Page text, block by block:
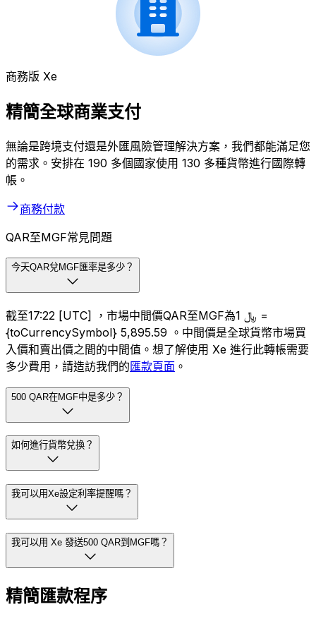
商務版 Xe
精簡全球商業支付
無論是跨境支付還是外匯風險管理解決方案，我們都能滿足您
的需求。安排在 190 多個國家使用 130 多種貨幣進行國際轉
帳。
商務付款
QAR至MGF常見問題
今天QAR兌MGF匯率是多少？
截至17:22 [UTC] ，市場中間價QAR至MGF為﷼ 1 =
{toCurrencySymbol} 5,895.59 。中間價是全球貨幣市場買
入價和賣出價之間的中間值。想了解使用 Xe 進行此轉帳需要
多少費用，請造訪我們的匯款頁面 。
500 QAR在MGF中是多少？
如何進行貨幣兌換？
我可以用Xe設定利率提醒嗎？
我可以用 Xe 發送500 QAR到MGF嗎？
精簡匯款程序